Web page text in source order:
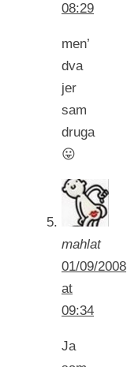
08:29
men’
dva
jer
sam
druga
😛
mahlat
01/09/2008
at
09:34
Ja